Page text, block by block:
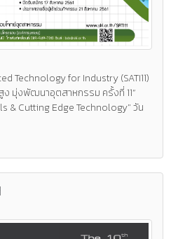
Technology for Industry (SATI11)
ง มุ่งพัฒนาอุตสาหกรรม ครั้งที่ 11”
& Cutting Edge Technology" วัน